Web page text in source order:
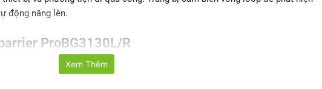
động nâng lên.
ProBG3130L/R
ProBG3130L/R
Xem Thêm